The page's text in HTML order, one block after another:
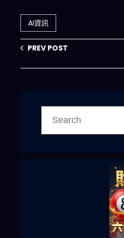
5G/6G 時代的兆
元商機密碼
AI資訊
PREV POST